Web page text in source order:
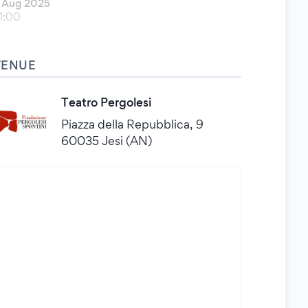
2025
Teatro Pergolesi
Piazza della Repubblica, 9
60035 Jesi (AN)